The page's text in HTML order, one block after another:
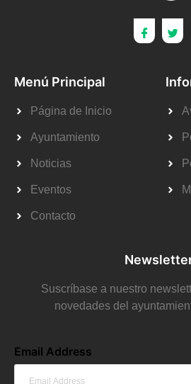
Menú Principal
Página de Inicio
Ayuntamiento
Noticias
Eventos
Contacto
Suscríbase a nuestro
novedades del
Email Address